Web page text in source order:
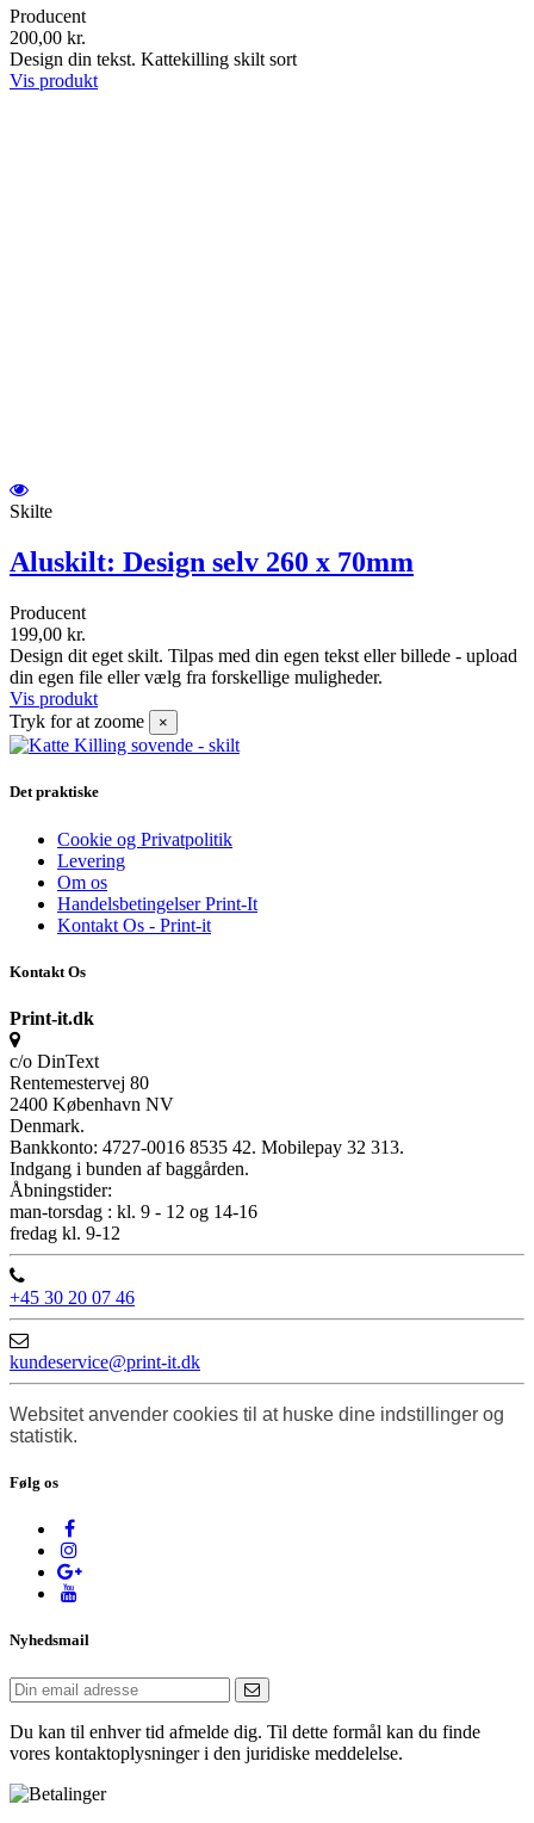
Producent
200,00 kr.
Design din tekst. Kattekilling skilt sort
Vis produkt
Skilte
Aluskilt: Design selv 260 x 70mm
Producent
199,00 kr.
Design dit eget skilt. Tilpas med din egen tekst eller billede - upload
din egen file eller vælg fra forskellige muligheder.
Vis produkt
Tryk for at zoome
×
Det praktiske
Cookie og Privatpolitik
Levering
Om os
Handelsbetingelser Print-It
Kontakt Os - Print-it
Kontakt Os
Print-it.dk
c/o DinText
Rentemestervej 80
2400 København NV
Denmark.
Bankkonto: 4727-0016 8535 42. Mobilepay 32 313.
Indgang i bunden af baggården.
Åbningstider:
man-torsdag : kl. 9 - 12 og 14-16
fredag kl. 9-12
+45 30 20 07 46
kundeservice@print-it.dk
Websitet anvender cookies til at huske dine indstillinger og
statistik.
Følg os
Nyhedsmail
Du kan til enhver tid afmelde dig. Til dette formål kan du finde
vores kontaktoplysninger i den juridiske meddelelse.